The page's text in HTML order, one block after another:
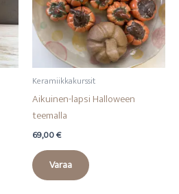
Keramiikkakurssit
Aikuinen-lapsi Halloween
teemalla
69,00€
Varaa